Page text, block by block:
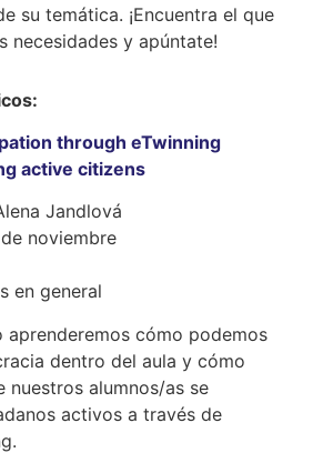
su temática. ¡Encuentra el que
necesidades y apúntate!
through eTwinning
active citizens
Jandlová
noviembre
en general
aprenderemos cómo podemos
dentro del aula y cómo
nuestros alumnos/as se
activos a través de